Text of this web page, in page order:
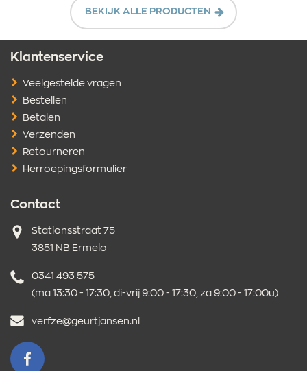
BEKIJK ALLE PRODUCTEN
Klantenservice
Veelgestelde vragen
Bestellen
Betalen
Verzenden
Retourneren
Herroepingsformulier
Contact
Adres
Stationsstraat 75
3851 NB Ermelo
Telefoonnummer
0341 493 575
(ma 13:30 - 17:30, di-vrij 9:00 - 17:30, za 9:00 - 17:00u)
E-
verfze@geurtjansen.nl
VOLG ONS OP FACEBOOK